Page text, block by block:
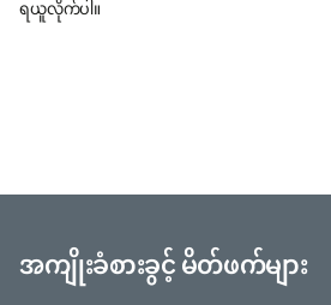
ရယူလိုက်ပါ။
အကျိုးခံစားခွင့် မိတ်ဖက်များ